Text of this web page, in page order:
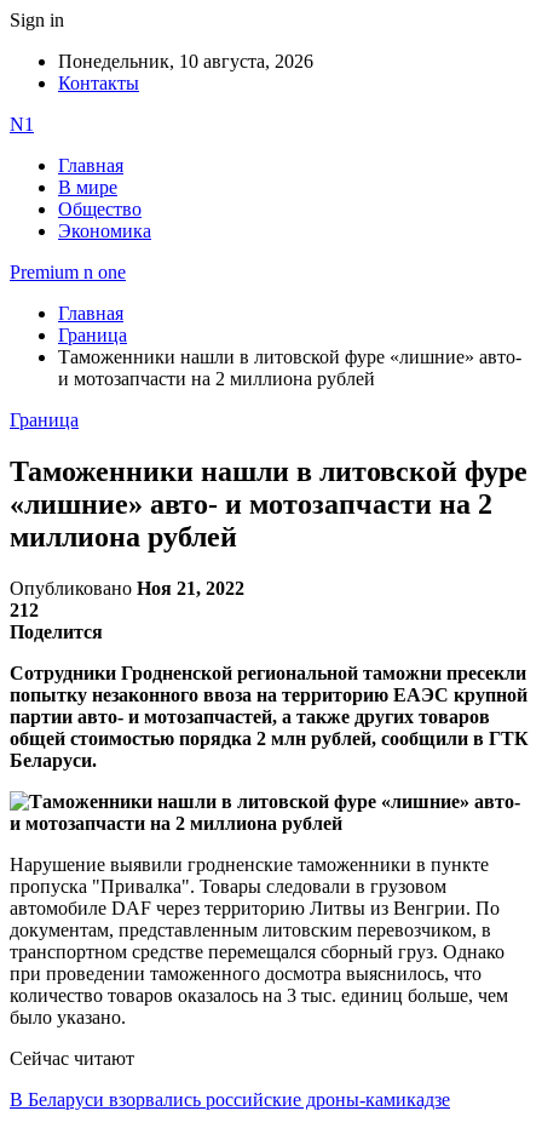
Sign in
Понедельник, 10 августа, 2026
Контакты
N1
Главная
В мире
Общество
Экономика
Premium n one
Главная
Граница
Таможенники нашли в литовской фуре «лишние» авто-
и мотозапчасти на 2 миллиона рублей
Граница
Таможенники нашли в литовской фуре
«лишние» авто- и мотозапчасти на 2
миллиона рублей
Опубликовано Ноя 21, 2022
212
Поделится
Сотрудники Гродненской региональной таможни пресекли
попытку незаконного ввоза на территорию ЕАЭС крупной
партии авто- и мотозапчастей, а также других товаров
общей стоимостью порядка 2 млн рублей, сообщили в ГТК
Беларуси.
Нарушение выявили гродненские таможенники в пункте
пропуска "Привалка". Товары следовали в грузовом
автомобиле DAF через территорию Литвы из Венгрии. По
документам, представленным литовским перевозчиком, в
транспортном средстве перемещался сборный груз. Однако
при проведении таможенного досмотра выяснилось, что
количество товаров оказалось на 3 тыс. единиц больше, чем
было указано.
Сейчас читают
В Беларуси взорвались российские дроны-камикадзе